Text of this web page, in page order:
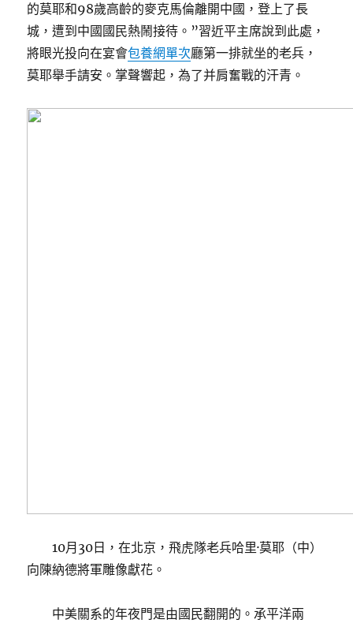
的莫耶和98歲高齡的麥克馬倫離開中國，登上了長
城，遭到中國國民熱鬧接待。”習近平主席說到此處，
將眼光投向在宴會包養網單次廳第一排就坐的老兵，
莫耶舉手請安。掌聲響起，為了并肩奮戰的汗青。
10月30日，在北京，飛虎隊老兵哈里·莫耶（中）
向陳納德將軍雕像獻花。
中美關系的年夜門是由國民翻開的。承平洋兩